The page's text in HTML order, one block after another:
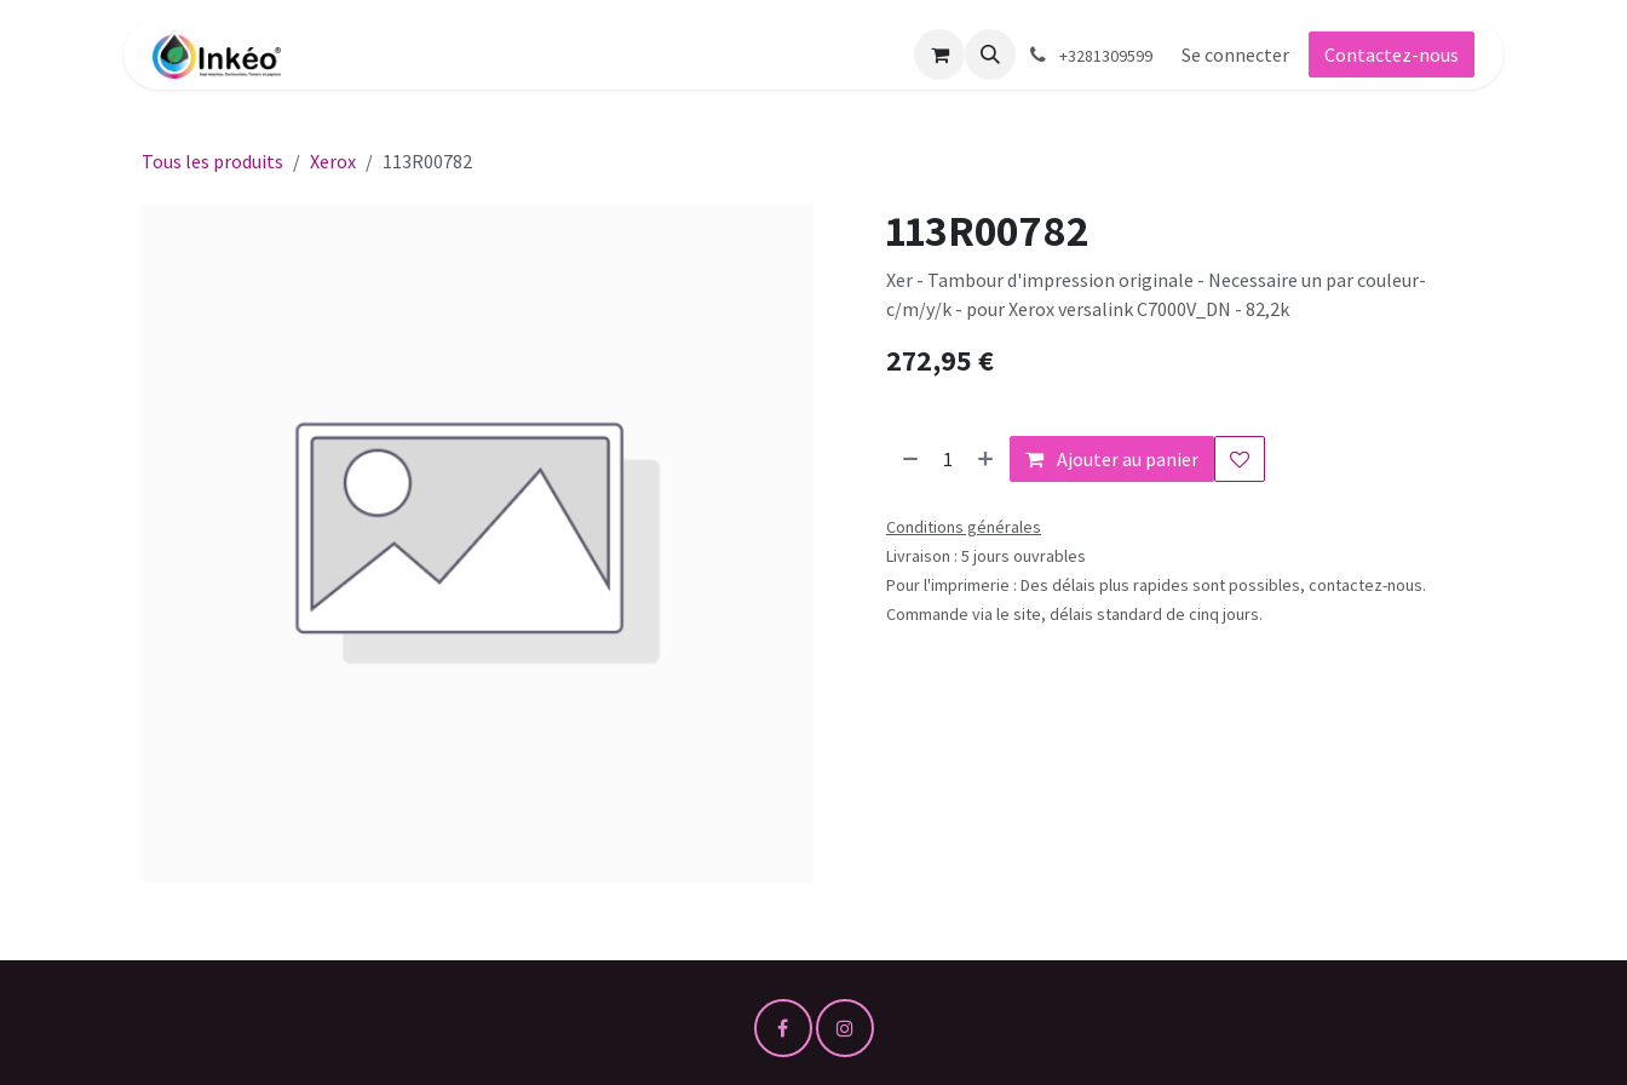
+3281309599 Se connecter Contactez-nous
Tous les produits Xerox 113R00782
113R00782
Xer - Tambour d'impression originale - Necessaire un par couleur-
c/m/y/k - pour Xerox versalink C7000V_DN - 82,2k
272,95€
Ajouter au panier
Conditions générales
Livraison : 5 jours ouvrables
Pour l'imprimerie : Des délais plus rapides sont possibles, contactez-nous.
Commande via le site, délais standard de cinq jours.